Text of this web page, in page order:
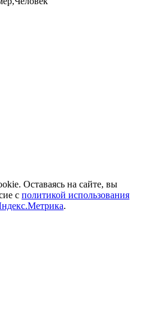
Оставаясь на сайте, вы
с политикой использования
.